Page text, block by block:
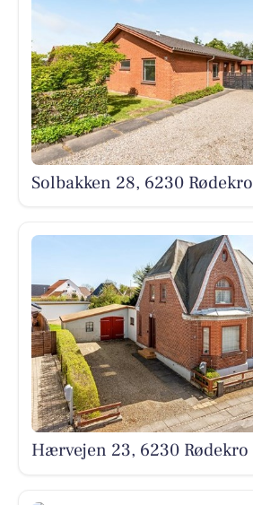
Solbakken 28, 6230 Rødekro
Hærvejen 23, 6230 Rødekro